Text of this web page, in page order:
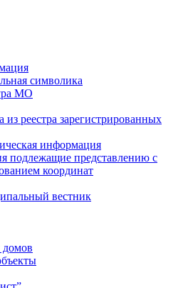
символика
МО
реестра зарегистрированных
информация
подлежащие представлению с
координат
вестник
домов